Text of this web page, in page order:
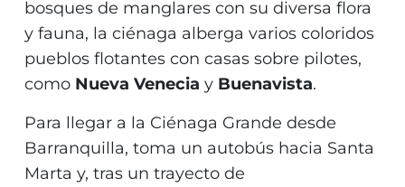
bosques de manglares con su diversa flora
y fauna, la ciénaga alberga varios coloridos
pueblos flotantes con casas sobre pilotes,
como Nueva Venecia y Buenavista.
Para llegar a la Ciénaga Grande desde
Barranquilla, toma un autobús hacia Santa
Marta y, tras un trayecto de